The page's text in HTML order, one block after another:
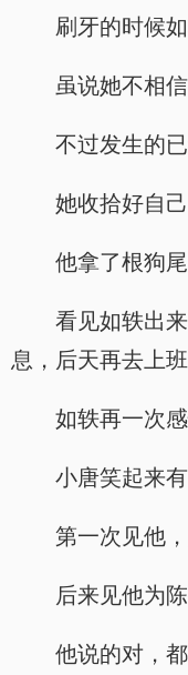
刷牙的时候
虽说她不相
不过发生的
她收拾好自
他拿了根狗
看见如轶出
息，后天再去上
如轶再一次
小唐笑起来
第一次见他
后来见他为
他说的对，